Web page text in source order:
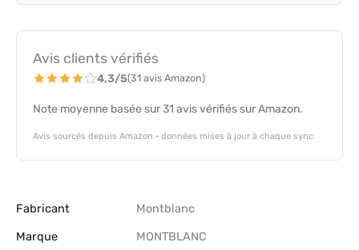
Avis clients vérifiés
4,3/5(31 avis Amazon)
Note moyenne basée sur 31 avis vérifiés sur Amazon.
Avis sourcés depuis Amazon · données mises à jour à chaque sync
Fabricant
‎Montblanc
Marque
‎MONTBLANC